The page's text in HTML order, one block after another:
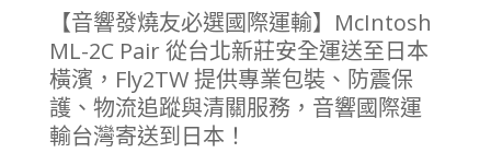
【音響發燒友必選國際運輸】McIntosh
ML-2C Pair 從台北新莊安全運送至日本
橫濱，Fly2TW 提供專業包裝、防震保
護、物流追蹤與清關服務，音響國際運
輸台灣寄送到日本！